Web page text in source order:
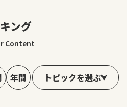
ング
Content
年間 トピックを選ぶ